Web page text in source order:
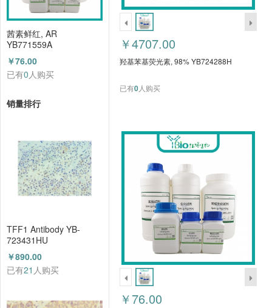
茜素鲜红, AR
YB771559A
￥76.00
已有0人购买
销量排行
TFF1 Antibody YB-
723431HU
￥890.00
已有21 人购买
￥4707.00
羟基苯基荧光素, 98% YB724288H
已有0人购买
￥76.00